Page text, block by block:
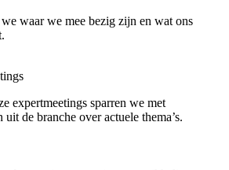
waar we mee bezig zijn en wat ons
expertmeetings sparren we met
uit de branche over actuele thema’s.